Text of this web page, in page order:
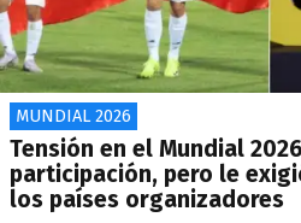
MUNDIAL 2026
Tensión en el Mundial
participación, pero le
los países organizadores